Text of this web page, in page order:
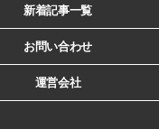
新着記事一覧
お問い合わせ
運営会社